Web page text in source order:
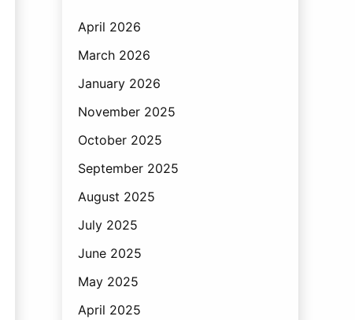
April 2026
March 2026
January 2026
November 2025
October 2025
September 2025
August 2025
July 2025
June 2025
May 2025
April 2025